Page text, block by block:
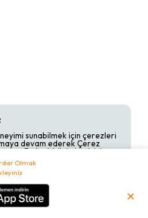
Olmak
✕
0,00
sunabilmek için çerezleri
devam ederek Çerez
Detaylı bilgi almak için